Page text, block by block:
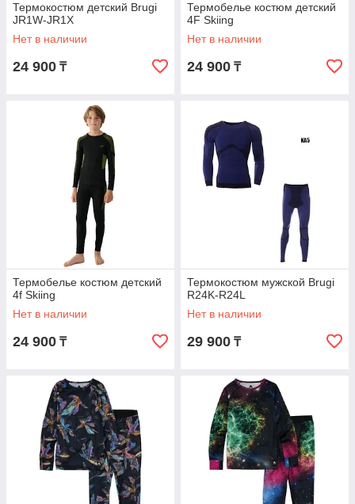
Термокостюм детский Brugi
JR1W-JR1X
Нет в наличии
24 900 ₸
Термобелье костюм детский
4F Skiing
Нет в наличии
24 900 ₸
Термобелье костюм детский
4f Skiing
Нет в наличии
24 900 ₸
Термокостюм мужской Brugi
R24K-R24L
Нет в наличии
29 900 ₸